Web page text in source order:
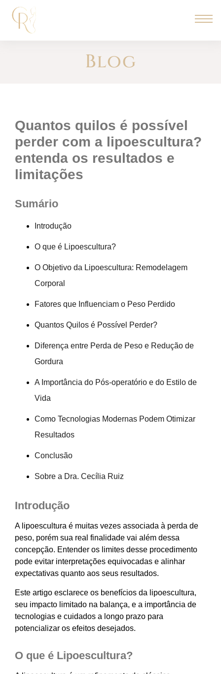
Blog
quantos quilos é possível
perder com a lipoescultura?
entenda os resultados e
limitações
Sumário
Introdução
O que é Lipoescultura?
O Objetivo da Lipoescultura: Remodelagem
Corporal
Fatores que Influenciam o Peso Perdido
Quantos Quilos é Possível Perder?
Diferença entre Perda de Peso e Redução de
Gordura
A Importância do Pós-operatório e do Estilo de
Vida
Como Tecnologias Modernas Podem Otimizar
Resultados
Conclusão
Sobre a Dra. Cecília Ruiz
Introdução
A lipoescultura é muitas vezes associada à perda de
peso, porém sua real finalidade vai além dessa
concepção. Entender os limites desse procedimento
pode evitar interpretações equivocadas e alinhar
expectativas quanto aos seus resultados.
Este artigo esclarece os benefícios da lipoescultura,
seu impacto limitado na balança, e a importância de
tecnologias e cuidados a longo prazo para
potencializar os efeitos desejados.
O que é Lipoescultura?